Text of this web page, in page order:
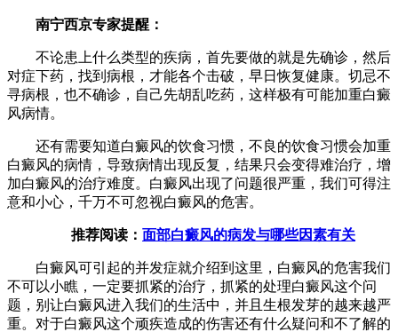
南宁西京专家提醒：
不论患上什么类型的疾病，首先要做的就是先确诊，然后
对症下药，找到病根，才能各个击破，早日恢复健康。切忌不
寻病根，也不确诊，自己先胡乱吃药，这样极有可能加重白癜
风病情。
还有需要知道白癜风的饮食习惯，不良的饮食习惯会加重
白癜风的病情，导致病情出现反复，结果只会变得难治疗，增
加白癜风的治疗难度。白癜风出现了问题很严重，我们可得注
意和小心，千万不可忽视白癜风的危害。
推荐阅读： 面部白癜风的病发与哪些因素有关
白癜风可引起的并发症就介绍到这里，白癜风的危害我们
不可以小瞧，一定要抓紧的治疗，抓紧的处理白癜风这个问
题，别让白癜风进入我们的生活中，并且生根发芽的越来越严
重。对于白癜风这个顽疾造成的伤害还有什么疑问和不了解的